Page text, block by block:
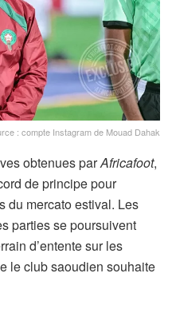
: compte Instagram de Mouad Dahak
obtenues parAfricafoot,
de principe pour
du mercato estival. Les
parties se poursuivent
d’entente sur les
le club saoudien souhaite